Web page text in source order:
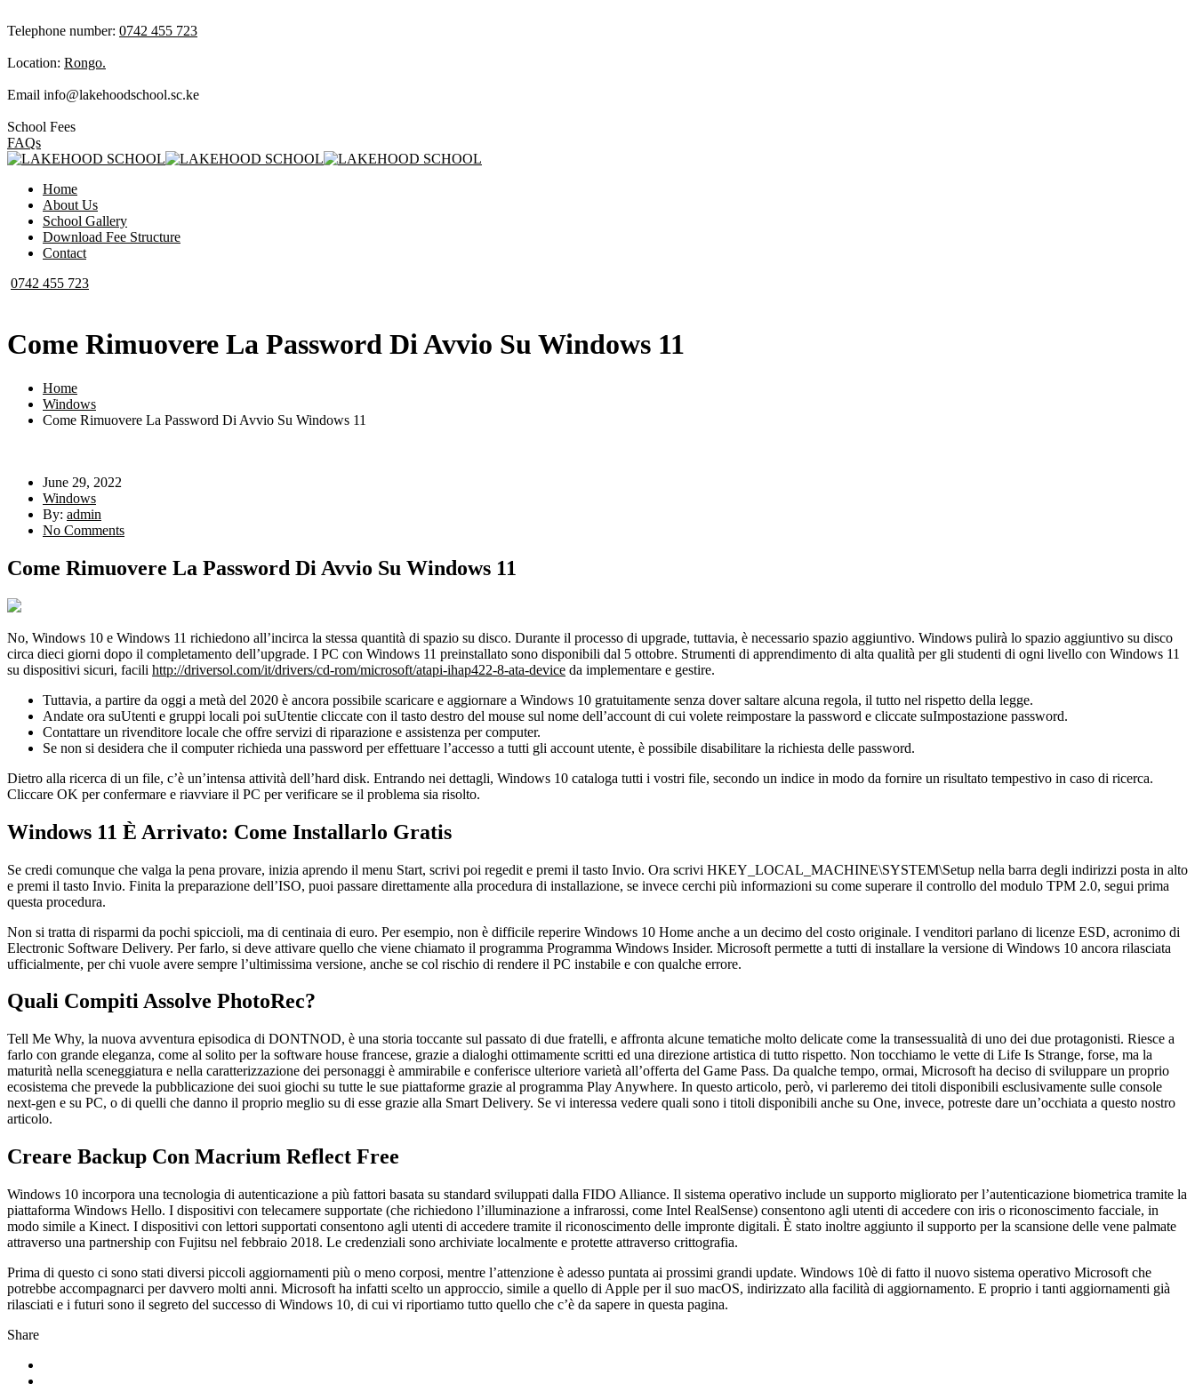
Telephone number: 0742 455 723
Location: Rongo.
Email info@lakehoodschool.sc.ke
School Fees
FAQs
Home
About Us
School Gallery
Download Fee Structure
Contact
0742 455 723
Come Rimuovere La Password Di Avvio Su Windows 11
Home
Windows
Come Rimuovere La Password Di Avvio Su Windows 11
June 29, 2022
Windows
By: admin
No Comments
Come Rimuovere La Password Di Avvio Su Windows 11
No, Windows 10 e Windows 11 richiedono all’incirca la stessa quantità di spazio su disco. Durante il processo di upgrade, tuttavia, è necessario spazio aggiuntivo. Windows pulirà lo spazio aggiuntivo su disco
circa dieci giorni dopo il completamento dell’upgrade. I PC con Windows 11 preinstallato sono disponibili dal 5 ottobre. Strumenti di apprendimento di alta qualità per gli studenti di ogni livello con Windows 11
su dispositivi sicuri, facili http://driversol.com/it/drivers/cd-rom/microsoft/atapi-ihap422-8-ata-device da implementare e gestire.
Tuttavia, a partire da oggi a metà del 2020 è ancora possibile scaricare e aggiornare a Windows 10 gratuitamente senza dover saltare alcuna regola, il tutto nel rispetto della legge.
Andate ora suUtenti e gruppi locali poi suUtentie cliccate con il tasto destro del mouse sul nome dell’account di cui volete reimpostare la password e cliccate suImpostazione password.
Contattare un rivenditore locale che offre servizi di riparazione e assistenza per computer.
Se non si desidera che il computer richieda una password per effettuare l’accesso a tutti gli account utente, è possibile disabilitare la richiesta delle password.
Dietro alla ricerca di un file, c’è un’intensa attività dell’hard disk. Entrando nei dettagli, Windows 10 cataloga tutti i vostri file, secondo un indice in modo da fornire un risultato tempestivo in caso di ricerca.
Cliccare OK per confermare e riavviare il PC per verificare se il problema sia risolto.
Windows 11 È Arrivato: Come Installarlo Gratis
Se credi comunque che valga la pena provare, inizia aprendo il menu Start, scrivi poi regedit e premi il tasto Invio. Ora scrivi HKEY_LOCAL_MACHINE\SYSTEM\Setup nella barra degli indirizzi posta in alto
e premi il tasto Invio. Finita la preparazione dell’ISO, puoi passare direttamente alla procedura di installazione, se invece cerchi più informazioni su come superare il controllo del modulo TPM 2.0, segui prima
questa procedura.
Non si tratta di risparmi da pochi spiccioli, ma di centinaia di euro. Per esempio, non è difficile reperire Windows 10 Home anche a un decimo del costo originale. I venditori parlano di licenze ESD, acronimo di
Electronic Software Delivery. Per farlo, si deve attivare quello che viene chiamato il programma Programma Windows Insider. Microsoft permette a tutti di installare la versione di Windows 10 ancora rilasciata
ufficialmente, per chi vuole avere sempre l’ultimissima versione, anche se col rischio di rendere il PC instabile e con qualche errore.
Quali Compiti Assolve PhotoRec?
Tell Me Why, la nuova avventura episodica di DONTNOD, è una storia toccante sul passato di due fratelli, e affronta alcune tematiche molto delicate come la transessualità di uno dei due protagonisti. Riesce a
farlo con grande eleganza, come al solito per la software house francese, grazie a dialoghi ottimamente scritti ed una direzione artistica di tutto rispetto. Non tocchiamo le vette di Life Is Strange, forse, ma la
maturità nella sceneggiatura e nella caratterizzazione dei personaggi è ammirabile e conferisce ulteriore varietà all’offerta del Game Pass. Da qualche tempo, ormai, Microsoft ha deciso di sviluppare un proprio
ecosistema che prevede la pubblicazione dei suoi giochi su tutte le sue piattaforme grazie al programma Play Anywhere. In questo articolo, però, vi parleremo dei titoli disponibili esclusivamente sulle console
next-gen e su PC, o di quelli che danno il proprio meglio su di esse grazie alla Smart Delivery. Se vi interessa vedere quali sono i titoli disponibili anche su One, invece, potreste dare un’occhiata a questo nostro
articolo.
Creare Backup Con Macrium Reflect Free
Windows 10 incorpora una tecnologia di autenticazione a più fattori basata su standard sviluppati dalla FIDO Alliance. Il sistema operativo include un supporto migliorato per l’autenticazione biometrica tramite la
piattaforma Windows Hello. I dispositivi con telecamere supportate (che richiedono l’illuminazione a infrarossi, come Intel RealSense) consentono agli utenti di accedere con iris o riconoscimento facciale, in
modo simile a Kinect. I dispositivi con lettori supportati consentono agli utenti di accedere tramite il riconoscimento delle impronte digitali. È stato inoltre aggiunto il supporto per la scansione delle vene palmate
attraverso una partnership con Fujitsu nel febbraio 2018. Le credenziali sono archiviate localmente e protette attraverso crittografia.
Prima di questo ci sono stati diversi piccoli aggiornamenti più o meno corposi, mentre l’attenzione è adesso puntata ai prossimi grandi update. Windows 10è di fatto il nuovo sistema operativo Microsoft che
potrebbe accompagnarci per davvero molti anni. Microsoft ha infatti scelto un approccio, simile a quello di Apple per il suo macOS, indirizzato alla facilità di aggiornamento. E proprio i tanti aggiornamenti già
rilasciati e i futuri sono il segreto del successo di Windows 10, di cui vi riportiamo tutto quello che c’è da sapere in questa pagina.
Share